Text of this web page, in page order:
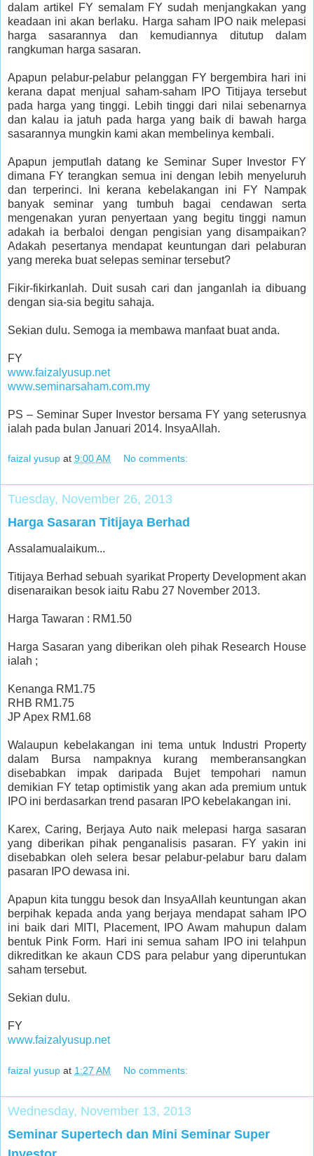
dalam artikel FY semalam FY sudah menjangkakan yang
keadaan ini akan berlaku. Harga saham IPO naik melepasi
harga sasarannya dan kemudiannya ditutup dalam
rangkuman harga sasaran.
Apapun pelabur-pelabur pelanggan FY bergembira hari ini
kerana dapat menjual saham-saham IPO Titijaya tersebut
pada harga yang tinggi. Lebih tinggi dari nilai sebenarnya
dan kalau ia jatuh pada harga yang baik di bawah harga
sasarannya mungkin kami akan membelinya kembali.
Apapun jemputlah datang ke Seminar Super Investor FY
dimana FY terangkan semua ini dengan lebih menyeluruh
dan terperinci. Ini kerana kebelakangan ini FY Nampak
banyak seminar yang tumbuh bagai cendawan serta
mengenakan yuran penyertaan yang begitu tinggi namun
adakah ia berbaloi dengan pengisian yang disampaikan?
Adakah pesertanya mendapat keuntungan dari pelaburan
yang mereka buat selepas seminar tersebut?
Fikir-fikirkanlah. Duit susah cari dan janganlah ia dibuang
dengan sia-sia begitu sahaja.
Sekian dulu. Semoga ia membawa manfaat buat anda.
FY
www.faizalyusup.net
www.seminarsaham.com.my
PS – Seminar Super Investor bersama FY yang seterusnya
ialah pada bulan Januari 2014. InsyaAllah.
faizal yusup at 9:00 AM No comments:
Tuesday, November 26, 2013
Harga Sasaran Titijaya Berhad
Assalamualaikum...
Titijaya Berhad sebuah syarikat Property Development akan
disenaraikan besok iaitu Rabu 27 November 2013.
Harga Tawaran : RM1.50
Harga Sasaran yang diberikan oleh pihak Research House
ialah ;
Kenanga RM1.75
RHB RM1.75
JP Apex RM1.68
Walaupun kebelakangan ini tema untuk Industri Property
dalam Bursa nampaknya kurang memberansangkan
disebabkan impak daripada Bujet tempohari namun
demikian FY tetap optimistik yang akan ada premium untuk
IPO ini berdasarkan trend pasaran IPO kebelakangan ini.
Karex, Caring, Berjaya Auto naik melepasi harga sasaran
yang diberikan pihak penganalisis pasaran. FY yakin ini
disebabkan oleh selera besar pelabur-pelabur baru dalam
pasaran IPO dewasa ini.
Apapun kita tunggu besok dan InsyaAllah keuntungan akan
berpihak kepada anda yang berjaya mendapat saham IPO
ini baik dari MITI, Placement, IPO Awam mahupun dalam
bentuk Pink Form. Hari ini semua saham IPO ini telahpun
dikreditkan ke akaun CDS para pelabur yang diperuntukan
saham tersebut.
Sekian dulu.
FY
www.faizalyusup.net
faizal yusup at 1:27 AM No comments:
Wednesday, November 13, 2013
Seminar Supertech dan Mini Seminar Super